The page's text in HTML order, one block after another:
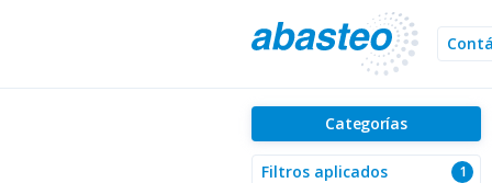
Categorías
1
Filtros aplicados